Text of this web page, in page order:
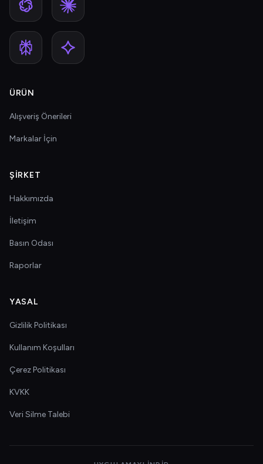
ÜRÜN
Alışveriş Önerileri
Markalar İçin
ŞIRKET
Hakkımızda
İletişim
Basın Odası
Raporlar
YASAL
Gizlilik Politikası
Kullanım Koşulları
Çerez Politikası
KVKK
Veri Silme Talebi